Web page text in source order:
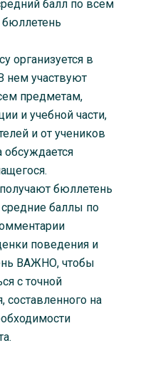
балл по всем
организуется в
нем участвуют
предметам,
и учебной части,
и от учеников
обсуждается
бюллетень
баллы по
поведения и
ВАЖНО, чтобы
с точной
на